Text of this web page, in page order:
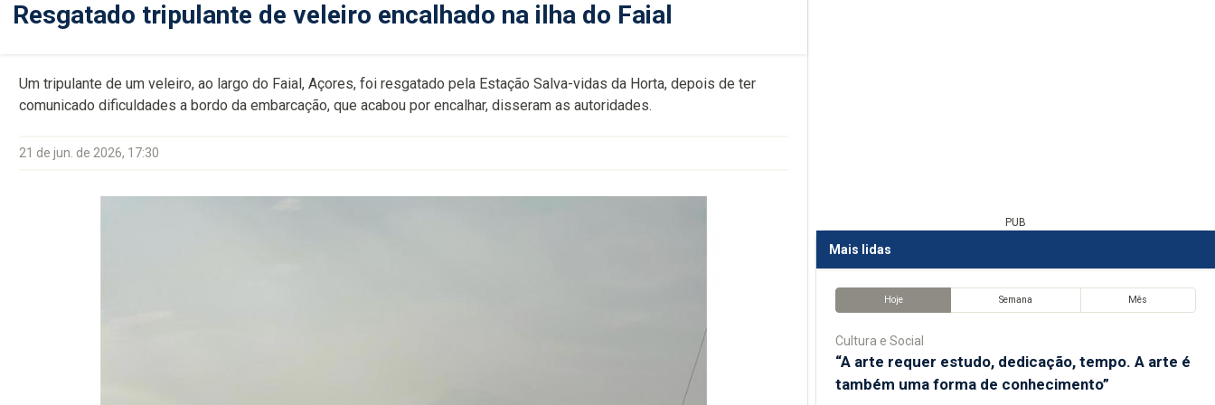
Resgatado tripulante de veleiro encalhado na ilha do Faial
Um tripulante de um veleiro, ao largo do Faial, Açores, foi resgatado pela Estação Salva-vidas da Horta, depois de ter
comunicado dificuldades a bordo da embarcação, que acabou por encalhar, disseram as autoridades.
21 de jun. de 2026, 17:30
PUB
Mais lidas
Hoje Semana Mês
Cultura e Social
“A arte requer estudo, dedicação, tempo. A arte é
também uma forma de conhecimento”